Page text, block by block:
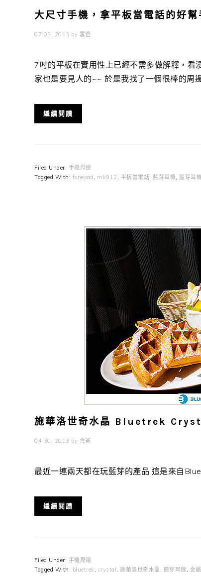
大尺寸手機，拿平板當電話的好
07 05, 2013 by 雲爸
7吋的平板在實用性上已經不需多做解釋，看
家也是要見人的~~ 於是我找了一個很棒的周
繼續閱讀
Filed Under: 手機周邊
Tagged With: fonepad , mk912 , 平板當電話, 藍芽耳機, 藍芽耳
施華洛世奇水晶 Bluetrek
04 30, 2013 by 雲爸
最近一連兩天都在玩藍芽的產品 這是來自
繼續閱讀
Filed Under: 手機周邊
Tagged With: bluetrek, crystal , 施華洛世奇水晶 , 藍芽耳機, 金